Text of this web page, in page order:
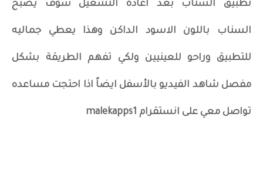
تطبيق السناب بعد اعادة التشغيل سوف يصبح
السناب باللون الاسود الداكن وهذا يعطي جماليه
للتطبيق وراحو للعينيين ولكي تفهم الطريقة بشكل
مفصل شاهد الفيديو بالأسفل ايضاً اذا احتجت مساعده
تواصل معي على انستقرام malekapps1